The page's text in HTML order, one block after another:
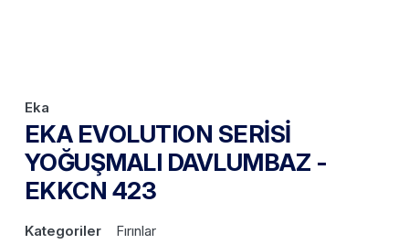
Eka
EKA EVOLUTION SERİSİ
YOĞUŞMALI DAVLUMBAZ -
EKKCN 423
Kategoriler
Fırınlar